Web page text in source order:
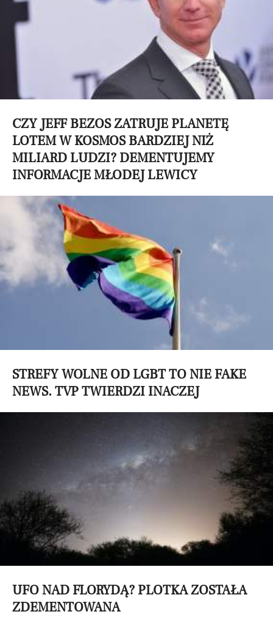
CZY JEFF BEZOS ZATRUJE PLANETĘ
LOTEM W KOSMOS BARDZIEJ NIŻ
MILIARD LUDZI? DEMENTUJEMY
INFORMACJE MŁODEJ LEWICY
STREFY WOLNE OD LGBT TO NIE FAKE
NEWS. TVP TWIERDZI INACZEJ
UFO NAD FLORYDĄ? PLOTKA ZOSTAŁA
ZDEMENTOWANA